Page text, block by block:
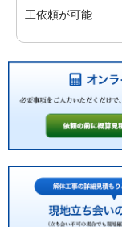
工依頼が可能